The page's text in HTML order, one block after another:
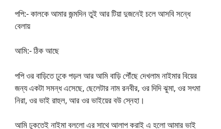
পপি:- কালকে আমার জন্মদিন তুই আর টিয়া দুজনেই চলে আসবি সন্ধে
বেলায়
আমি:- ঠিক আছে
পপি ওর বাড়িতে ঢুকে পড়ল আর আমি বাড়ি পৌঁছে দেখলাম নাইমার বিয়ের
জন্য একটা সমন্ধ এসেছে, ছেলেটার নাম রনবীর, ওর দিদি ঝুমা, ওর সৎমা
নিরা, ওর ভাই রাহুল, আর ওর ভাইয়ের বউ স্নেহা।
আমি ঢুকতেই নাইমা বললো এর সাথে আলাপ করাই এ হলো আমার ভাই